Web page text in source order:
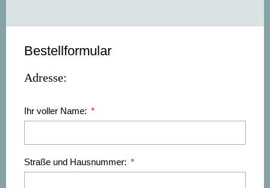
Bestellformular
Adresse:
Ihr voller Name:
Straße und Hausnummer: